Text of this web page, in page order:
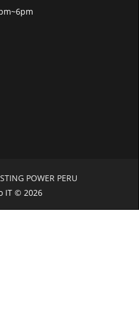
POWER PERU
IT © 2026